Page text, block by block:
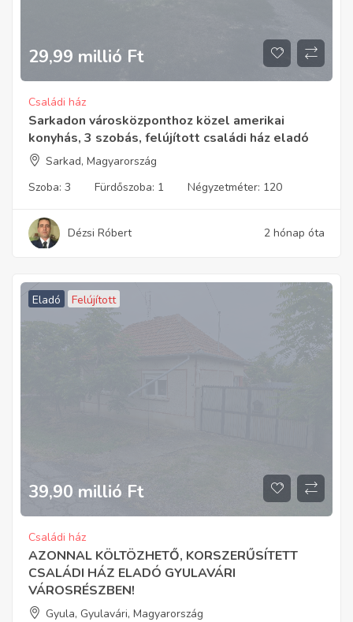
29,99 millió Ft
Családi ház
Sarkadon városközponthoz közel amerikai
konyhás, 3 szobás, felújított családi ház eladó
Sarkad, Magyarország
Szoba: 3 Fürdőszoba: 1 Négyzetméter: 120
Dézsi Róbert 2 hónap óta
Eladó Felújított
39,90 millió Ft
Családi ház
AZONNAL KÖLTÖZHETŐ, KORSZERŰSÍTETT
CSALÁDI HÁZ ELADÓ GYULAVÁRI
VÁROSRÉSZBEN!
Gyula, Gyulavári, Magyarország